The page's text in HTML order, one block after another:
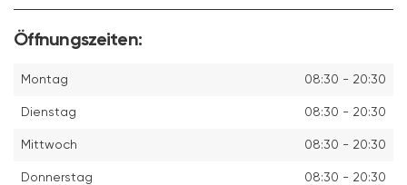
Öffnungszeiten:
Montag 08:30 - 20:30
Dienstag 08:30 - 20:30
Mittwoch 08:30 - 20:30
Donnerstag 08:30 - 20:30